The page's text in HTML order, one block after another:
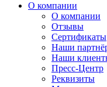
О компании
О компании
Отзывы
Сертификаты
Наши
Наши
Пресс-Центр
Реквизиты